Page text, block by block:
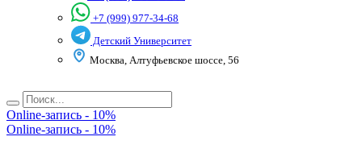
+7 (999) 977-34-68
Детский Университет
Москва, Алтуфьевское шоссе, 56
Online-запись - 10%
Online-запись - 10%